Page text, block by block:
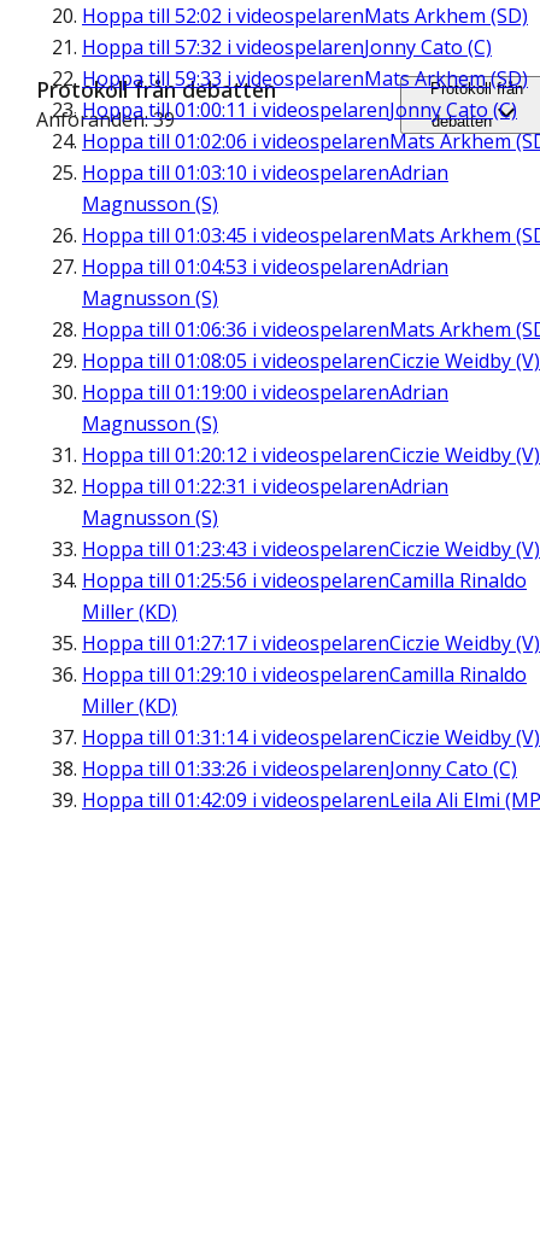
Hoppa till 52:02 i videospelarenMats Arkhem (SD)
Hoppa till 57:32 i videospelarenJonny Cato (C)
Hoppa till 59:33 i videospelarenMats Arkhem (SD)
Hoppa till01:00:11 i videospelarenJonny Cato (C)
Hoppa till 01:02:06 i videospelarenMats Arkhem
Hoppa till 01:03:10 i videospelarenAdrian
Magnusson (S)
Hoppa till 01:03:45 i videospelarenMats Arkhem
Hoppa till 01:04:53 i videospelarenAdrian
Magnusson (S)
Hoppa till 01:06:36 i videospelarenMats Arkhem
Hoppa till 01:08:05 i videospelarenCiczie Weidby (V)
Hoppa till 01:19:00 i videospelarenAdrian
Magnusson (S)
Hoppa till 01:20:12 i videospelarenCiczie Weidby (V)
Hoppa till 01:22:31 i videospelarenAdrian
Magnusson (S)
Hoppa till 01:23:43 i videospelarenCiczie Weidby (V)
Hoppa till 01:25:56 i videospelarenCamilla Rinaldo
Miller (KD)
Hoppa till 01:27:17 i videospelarenCiczie Weidby (V)
Hoppa till 01:29:10 i videospelarenCamilla Rinaldo
Miller (KD)
Hoppa till 01:31:14i videospelarenCiczie Weidby (V)
Hoppa till 01:33:26 i videospelarenJonny Cato (C)
Hoppa till 01:42:09 i videospelarenLeila Ali Elmi
Protokoll från debatten
Anföranden: 39
Protokoll från
debatten